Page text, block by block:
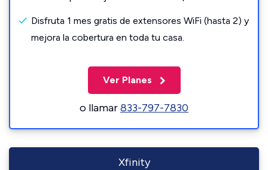
Disfruta 1 mes gratis de extensores WiFi (hasta 2) y
mejora la cobertura en toda tu casa.
Ver Planes
o llamar833-797-7830
Xfinity